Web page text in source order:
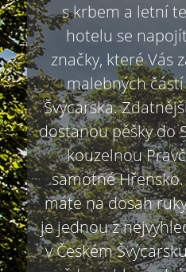
s krbem a letní
hotelu se
značky, které Vás
malebných
Švýcarska.
dostanou pěšky do
kouzelnou
samotné Hřensko.
máte na dosah
je jednou z
v Českém